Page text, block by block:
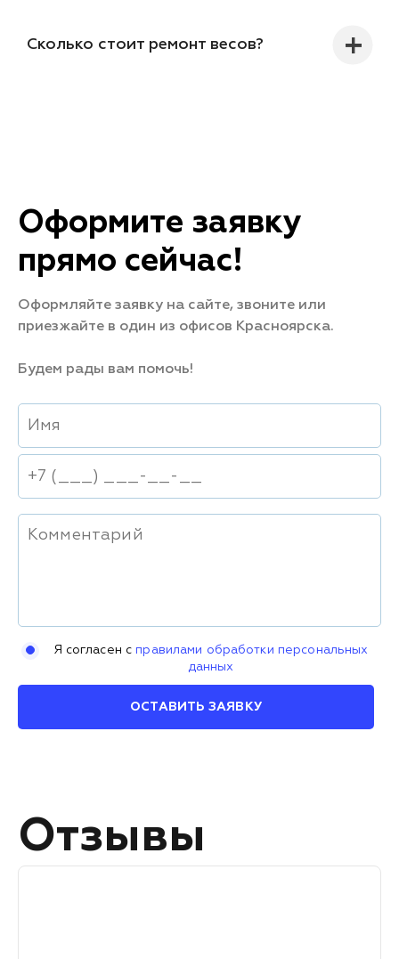
Сколько стоит ремонт весов?
Оформите заявку
прямо сейчас!
Оформляйте заявку на сайте, звоните или
приезжайте в один из офисов Красноярска.
Будем рады вам помочь!
Я согласен с правилами обработки персональных
данных
ОСТАВИТЬ ЗАЯВКУ
Отзывы